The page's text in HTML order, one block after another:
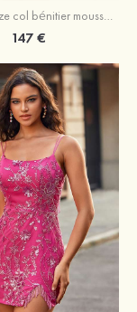
Robe trapèze col bénitier mousseline courte/mini robe de fête de la rentrée avec appliqué
147 €